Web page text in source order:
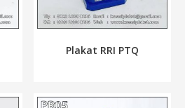
Plakat RRI PTQ